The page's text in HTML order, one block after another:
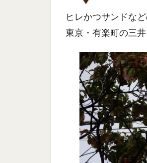
ヒレかつサンドな
東京・有楽町の三